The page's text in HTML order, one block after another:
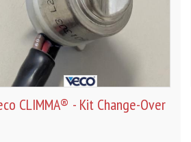
CLIMMA® - Kit Change-Over